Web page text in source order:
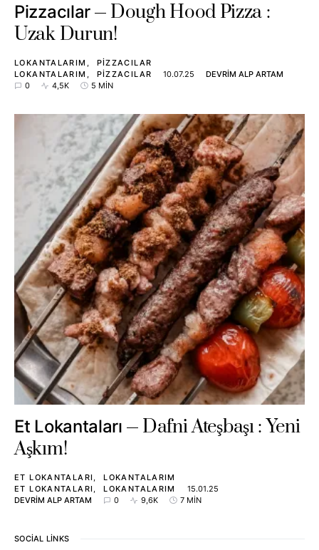
Pizzacılar
Dough Hood Pizza :
Uzak Durun!
LOKANTALARIM
PIZZACILAR
LOKANTALARIM
PIZZACILAR 10.07.25
DEVRIM ALP ARTAM
0
4,5K 5 MIN
Et Lokantaları
Dafni Ateşbaşı : Yeni
Aşkım!
ET LOKANTALARI
LOKANTALARIM
ET LOKANTALARI
LOKANTALARIM
15.01.25
DEVRIM ALP ARTAM
0 9,6K 7 MIN
SOCIAL LINKS